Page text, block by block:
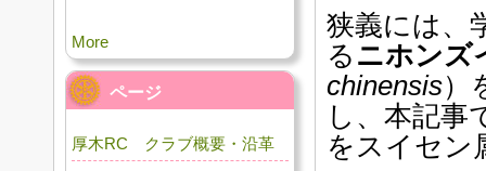
狭義には、
る ニホンズ
chinensis）
し、本記事
をスイセン
More
ページ
厚木RC クラブ概要・沿革